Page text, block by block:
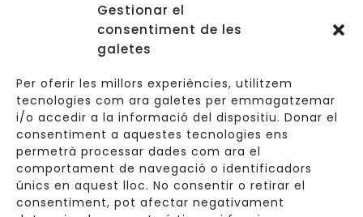
Gestionar el
consentiment de les
galetes
Per oferir les millors experiències, utilitzem
tecnologies com ara galetes per emmagatzemar
i/o accedir a la informació del dispositiu. Donar el
consentiment a aquestes tecnologies ens
permetrà processar dades com ara el
comportament de navegació o identificadors
únics en aquest lloc. No consentir o retirar el
consentiment, pot afectar negativament
Carrer de Valldoreix 45, 08172 Sant Cugat del Vallès
933 157 807 | 691967537
info@cuinetes.shop